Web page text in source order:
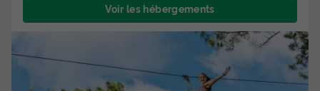
Voir les hébergements